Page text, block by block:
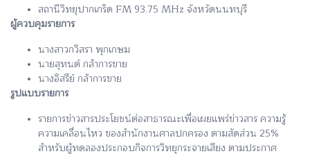
สถานีวิทยุปากเกร็ด FM 93.75 MHz จังหวัดนนทบุรี
ผู้ควบคุมรายการ
นางสาวกวิสรา พุกเกษม
นายสุทนต์ กล้าการขาย
นางอิสรีย์ กล้าการขาย
รูปแบบรายการ
รายการข่าวสารประโยชน์ต่อสาธารณะเพื่อเผยแพร่ข่าวสาร ความรู้
ความเคลื่อนไหว ของสำนักงานศาลปกครอง ตามสัดส่วน 25%
สำหรับผู้ทดลองประกอบกิจการวิทยุกระจายเสียง ตามประกาศ